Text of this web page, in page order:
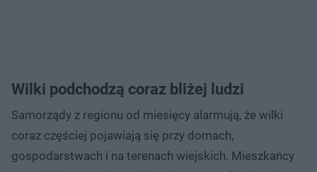
Wilki podchodzą coraz bliżej ludzi
Samorządy z regionu od miesięcy alarmują, że wilki
coraz częściej pojawiają się przy domach,
gospodarstwach i na terenach wiejskich. Mieszkańcy